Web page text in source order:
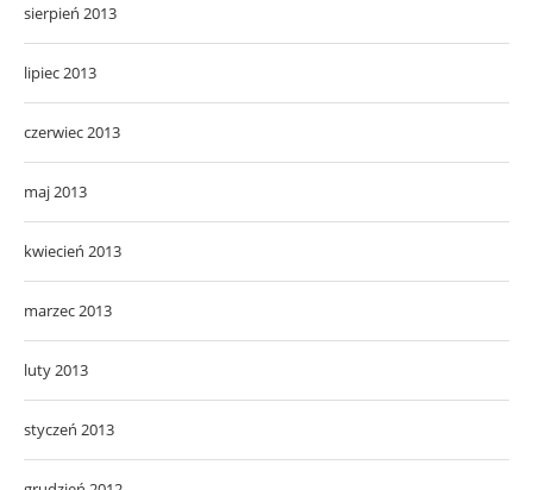
sierpień 2013
lipiec 2013
czerwiec 2013
maj 2013
kwiecień 2013
marzec 2013
luty 2013
styczeń 2013